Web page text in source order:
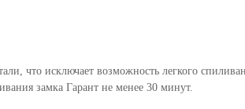
что исключает возможность легкого
замка Гарант не менее 30 минут.